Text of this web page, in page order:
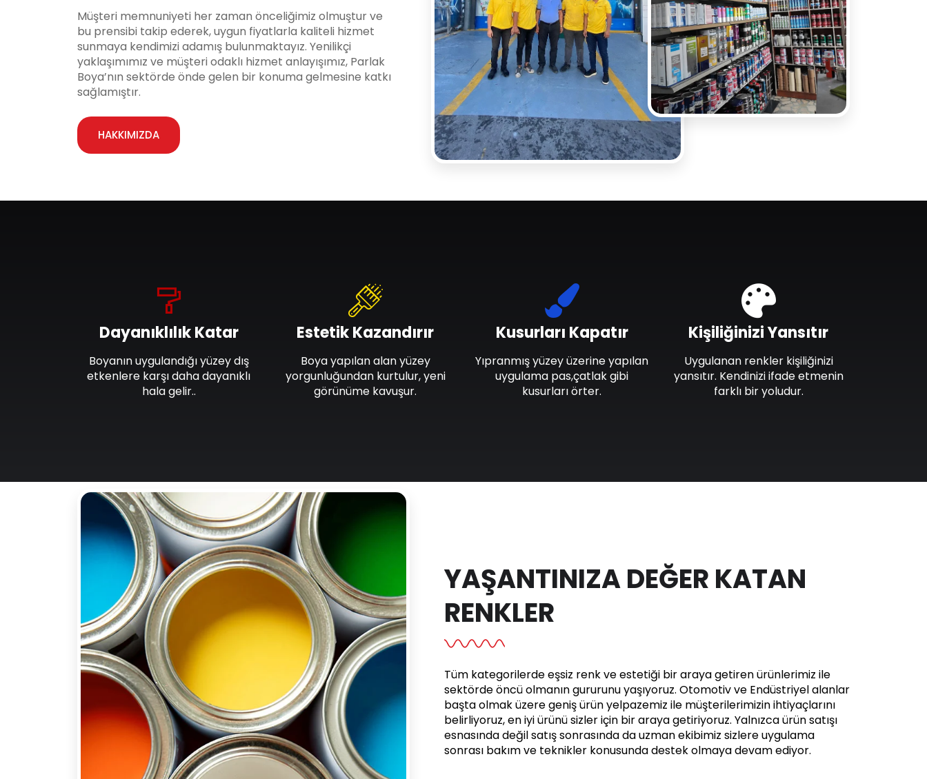
Müşteri memnuniyeti her zaman önceliğimiz olmuştur ve
bu prensibi takip ederek, uygun fiyatlarla kaliteli hizmet
sunmaya kendimizi adamış bulunmaktayız. Yenilikçi
yaklaşımımız ve müşteri odaklı hizmet anlayışımız, Parlak
Boya’nın sektörde önde gelen bir konuma gelmesine katkı
sağlamıştır.
HAKKIMIZDA
Dayanıklılık Katar
Boyanın uygulandığı yüzey dış
etkenlere karşı daha dayanıklı
hala gelir..
Estetik Kazandırır
Boya yapılan alan yüzey
yorgunluğundan kurtulur, yeni
görünüme kavuşur.
Kusurları Kapatır
Yıpranmış yüzey üzerine yapılan
uygulama pas,çatlak gibi
kusurları örter.
Kişiliğinizi Yansıtır
Uygulanan renkler kişiliğinizi
yansıtır. Kendinizi ifade etmenin
farklı bir yoludur.
YAŞANTINIZA DEĞER KATAN
RENKLER
Tüm kategorilerde eşsiz renk ve estetiği bir araya getiren ürünlerimiz ile
sektörde öncü olmanın gururunu yaşıyoruz. Otomotiv ve Endüstriyel alanlar
başta olmak üzere geniş ürün yelpazemiz ile müşterilerimizin ihtiyaçlarını
belirliyoruz, en iyi ürünü sizler için bir araya getiriyoruz. Yalnızca ürün satışı
esnasında değil satış sonrasında da uzman ekibimiz sizlere uygulama
sonrası bakım ve teknikler konusunda destek olmaya devam ediyor.